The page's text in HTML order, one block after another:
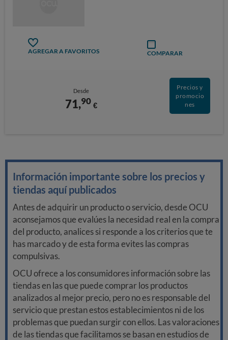
AGREGAR A FAVORITOS COMPARAR
Desde
71,90 €
Precios y
promocio
nes
Información importante sobre los precios y
tiendas aquí publicados
Antes de adquirir un producto o servicio, desde OCU
aconsejamos que evalúes la necesidad real en la compra
del producto, analices si responde a los criterios que te
has marcado y de esta forma evites las compras
compulsivas.
OCU ofrece a los consumidores información sobre las
tiendas en las que puede comprar los productos
analizados al mejor precio, pero no es responsable del
servicio que prestan estos establecimientos ni de los
problemas que puedan surgir con ellos. Las valoraciones
de las tiendas que facilitamos se basan en estudios de